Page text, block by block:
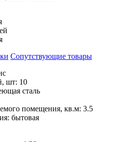
Cопутствующие товары
шт: 10
сталь
помещения, кв.м: 3.5
бытовая